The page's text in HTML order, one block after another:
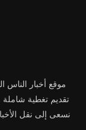
موقع أخبار الناس
تقديم تغطية شاملة
نسعى إلى نقل